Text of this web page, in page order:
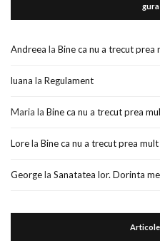
Andreea la Bine ca nu a trecut prea
luana la Regulament
Maria la Bine ca nu a trecut prea
Lorela Bine ca nu a trecut prea
Georgela Sanatatea lor. Dorinta